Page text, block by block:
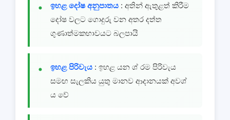
ඉහළ දෝෂ අනුපාතය : අතින් ඇතුළත් කිරීම
දෝෂ වලට ගොදුරු වන අතර දත්ත
ගුණාත්මකභාවයට බලපායි
ඉහළ පිරිවැය : ඉහළ යන ශ් රම පිරිවැය
සමඟ සැලකිය යුතු මානව ආදානයක් අවශ්
ය වේ